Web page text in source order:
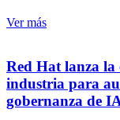
Ver más
Red Hat lanza la
industria para
gobernanza de